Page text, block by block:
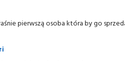
pierwszą osoba która by go